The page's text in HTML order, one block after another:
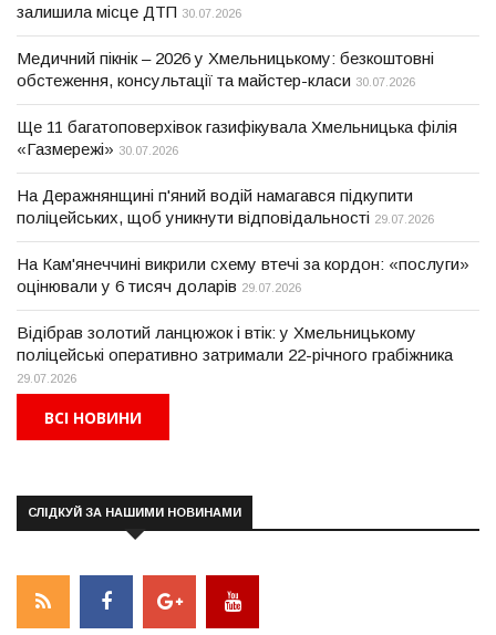
залишила місце ДТП 30.07.2026
Медичний пікнік – 2026 у Хмельницькому: безкоштовні
обстеження, консультації та майстер-класи 30.07.2026
Ще 11 багатоповерхівок газифікувала Хмельницька філія
«Газмережі» 30.07.2026
На Деражнянщині п'яний водій намагався підкупити
поліцейських, щоб уникнути відповідальності 29.07.2026
На Кам'янеччині викрили схему втечі за кордон: «послуги»
оцінювали у 6 тисяч доларів 29.07.2026
Відібрав золотий ланцюжок і втік: у Хмельницькому
поліцейські оперативно затримали 22-річного грабіжника
29.07.2026
ВСІ НОВИНИ
СЛІДКУЙ ЗА НАШИМИ НОВИНАМИ